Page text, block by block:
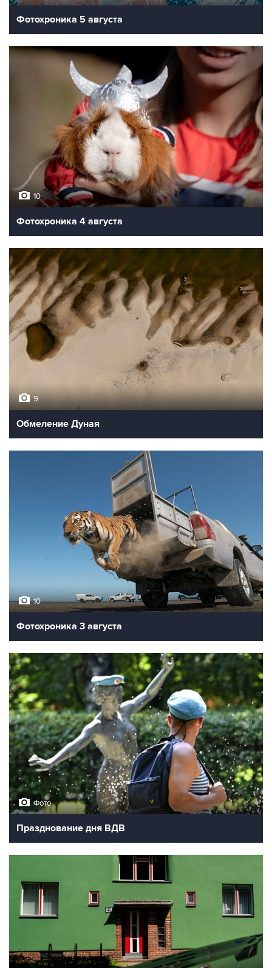
Фотохроника 5 августа
10
Фотохроника 4 августа
9
Обмеление Дуная
10
Фотохроника 3 августа
Фото
Празднование дня ВДВ